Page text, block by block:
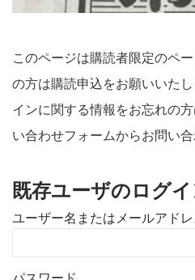
このページは購読者限定のペ
の方は購読申込をお願いいた
インに関する情報をお忘れの
い合わせフォームからお問い合
既存ユーザのログイ
ユーザー名またはメールアドレ